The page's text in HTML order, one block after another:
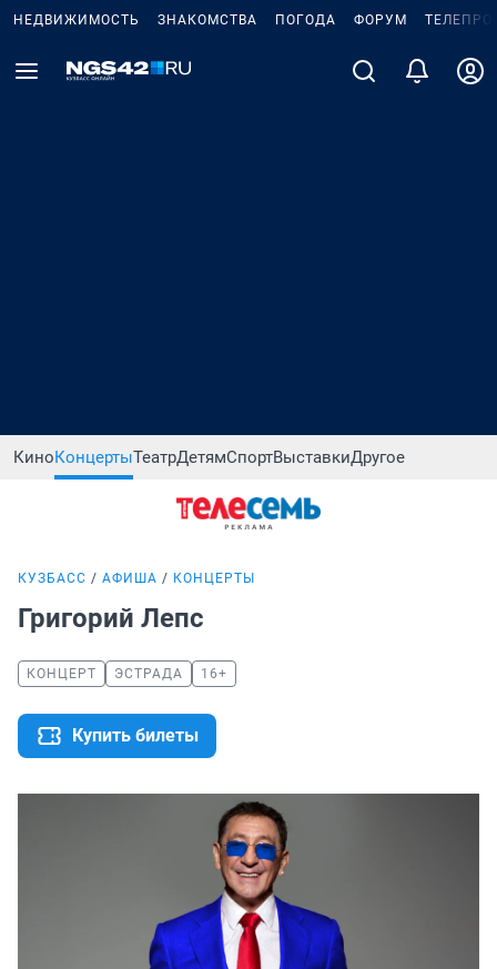
НЕДВИЖИМОСТЬ ЗНАКОМСТВА ПОГОДА ФОРУМ
КиноКонцертыТеатрДетямСпортВыставкиДругое
КУЗБАСС АФИША КОНЦЕРТЫ
Григорий Лепс
КОНЦЕРТ ЭСТРАДА 16+
Купить билеты